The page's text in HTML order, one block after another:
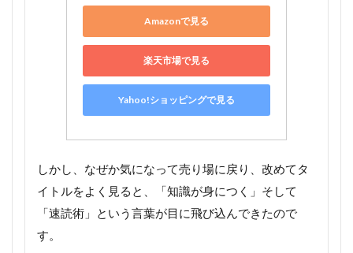
Amazonで見る
楽天市場で見る
Yahoo!ショッピングで見る
しかし、なぜか気になって売り場に戻り、改めてタ
イトルをよく見ると、「知識が身につく」そして
「速読術」という言葉が目に飛び込んできたので
す。